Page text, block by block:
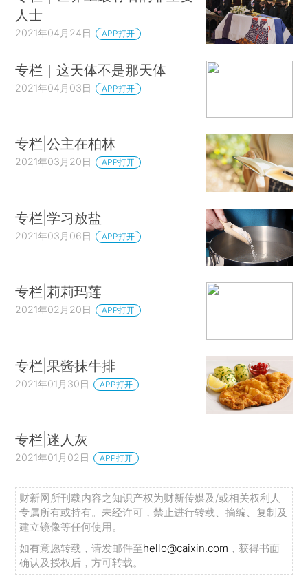
人士
2021年04月24日 APP打开
专栏｜这天体不是那天体
2021年04月03日 APP打开
专栏|公主在柏林
2021年03月20日 APP打开
专栏|学习放盐
2021年03月06日 APP打开
专栏|莉莉玛莲
2021年02月20日 APP打开
专栏|果酱抹牛排
2021年01月30日 APP打开
专栏|迷人灰
2021年01月02日 APP打开
财新网所刊载内容之知识产权为财新传媒及/或相关权利人
专属所有或持有。未经许可，禁止进行转载、摘编、复制及
建立镜像等任何使用。
如有意愿转载，请发邮件至hello@caixin.com ，获得书面
确认及授权后，方可转载。